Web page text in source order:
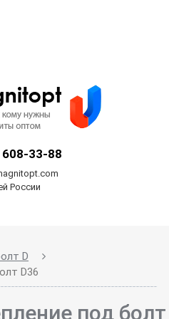
608-33-88
России
D
D36
под болт